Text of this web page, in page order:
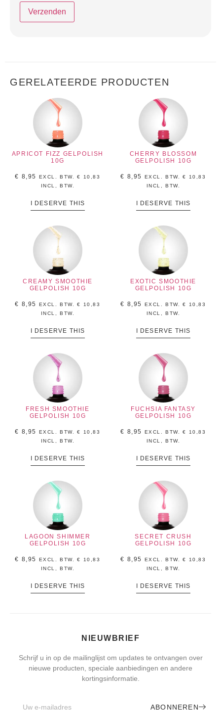
GERELATEERDE PRODUCTEN
APRICOT FIZZ GELPOLISH
10G
€ 8,95 EXCL. BTW.€
10,83
INCL, BTW.
I DESERVE THIS
CHERRY BLOSSOM
GELPOLISH 10G
€ 8,95 EXCL. BTW.€
10,83
INCL, BTW.
I DESERVE THIS
CREAMY SMOOTHIE
GELPOLISH 10G
€ 8,95 EXCL. BTW.€
10,83
INCL, BTW.
I DESERVE THIS
EXOTIC SMOOTHIE
GELPOLISH 10G
€ 8,95 EXCL. BTW.€
10,83
INCL, BTW.
I DESERVE THIS
FRESH SMOOTHIE
GELPOLISH 10G
€ 8,95 EXCL. BTW.€
10,83
INCL, BTW.
I DESERVE THIS
FUCHSIA FANTASY
GELPOLISH 10G
€ 8,95 EXCL. BTW.€
10,83
INCL, BTW.
I DESERVE THIS
LAGOON SHIMMER
GELPOLISH 10G
€ 8,95 EXCL. BTW.€
10,83
INCL, BTW.
I DESERVE THIS
SECRET CRUSH
GELPOLISH 10G
€ 8,95 EXCL. BTW.€
10,83
INCL, BTW.
I DESERVE THIS
NIEUWBRIEF
Schrijf u in op de mailinglijst om updates te ontvangen over
nieuwe producten, speciale aanbiedingen en andere
kortingsinformatie.
ABONNEREN